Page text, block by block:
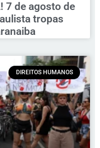
7 de agosto de
tropas
DIREITOS HUMANOS